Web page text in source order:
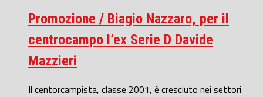
Promozione / Biagio Nazzaro, per il
centrocampo l’ex Serie D Davide
Mazzieri
Il centorcampista, classe 2001, è cresciuto nei settori